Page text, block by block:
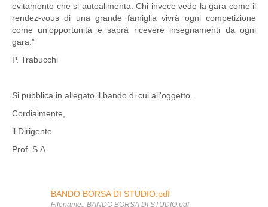
evitamento che si autoalimenta. Chi invece vede la gara come il
rendez-vous di una grande famiglia vivrà ogni competizione
come un’opportunità e saprà ricevere insegnamenti da ogni
gara.”
P. Trabucchi
Si pubblica in allegato il bando di cui all'oggetto.
Cordialmente,
il Dirigente
Prof. S.A.
BANDO BORSA DI STUDIO.pdf
Filename:: BANDO BORSA DI STUDIO.pdf